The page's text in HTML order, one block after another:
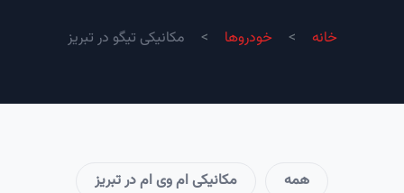
خانه خودروها مکانیکی تیگو در تبریز
همه مکانیکی ام وی ام در تبریز